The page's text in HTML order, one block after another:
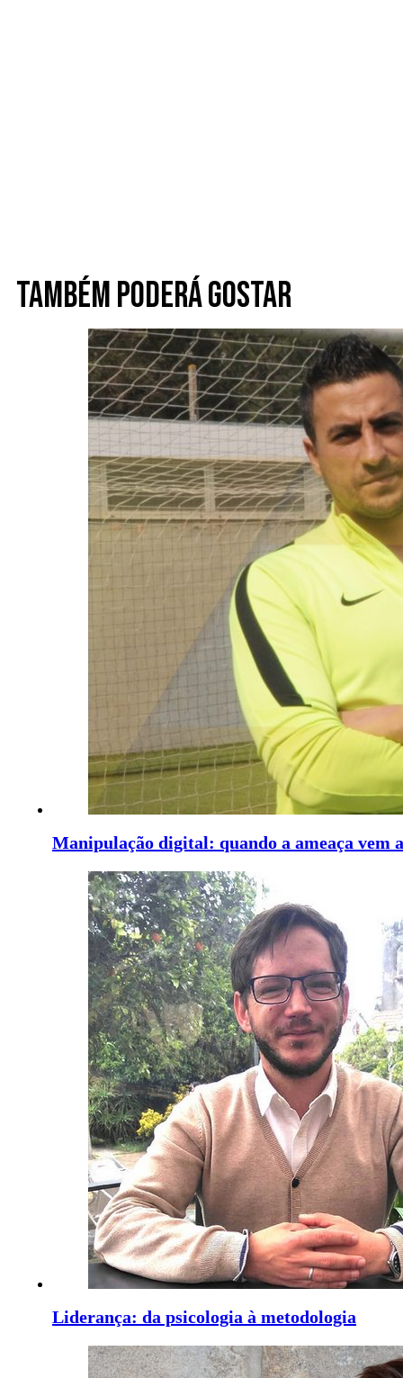
Também poderá gostar
Manipulação digital: quando a ameaça vem
Liderança: da psicologia à metodologia